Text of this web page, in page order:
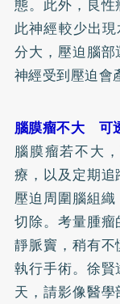
態。此外，良
此神經較少出
分大，壓迫腦
神經受到壓迫會
腦膜瘤不大 可
腦膜瘤若不大
療，以及定期
壓迫周圍腦組
切除。考量腫
靜脈竇，稍有
執行手術。徐
天，請影像醫學